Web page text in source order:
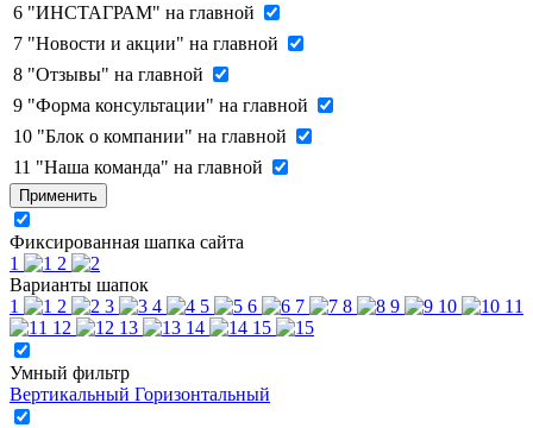
6 "ИНСТАГРАМ" на главной
7 "Новости и акции" на главной
8 "Отзывы" на главной
9 "Форма консультации" на главной
10 "Блок о компании" на главной
11 "Наша команда" на главной
Применить
Фиксированная шапка сайта
1
2
Варианты шапок
1
2 3 4 5 6 7 8 9 10
11
12
13 14 15
Умный фильтр
Вертикальный Горизонтальный